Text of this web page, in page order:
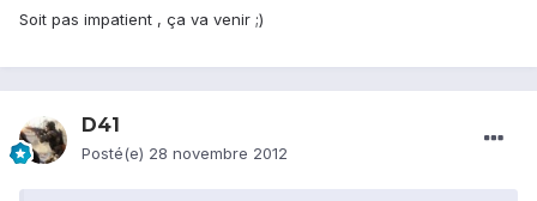
Soit pas impatient , ça va venir ;)
D41
Posté(e) 28 novembre 2012